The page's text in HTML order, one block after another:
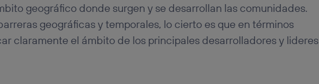
geográfico donde surgen y se desarrollan las comunidades.
geográficas y temporales, lo cierto es que en términos
claramente el ámbito de los principales desarrolladores y lideres